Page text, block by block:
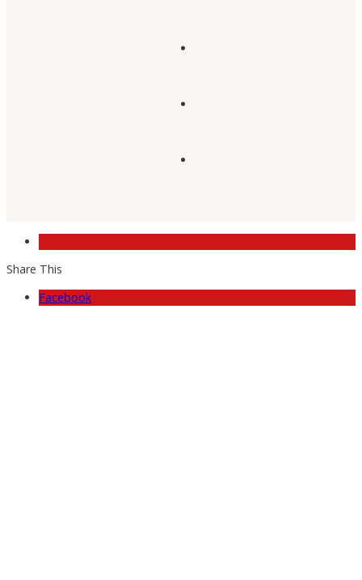
Share This
Facebook